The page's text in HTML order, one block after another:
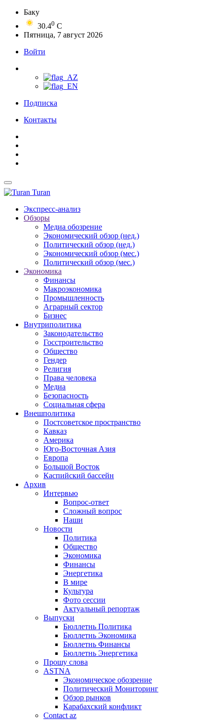
Баку
30.40 C
Пятница, 7 август 2026
Войти
Подписка
Контакты
Turan
Экспресс-анализ
Обзоры
Медиа обозрение
Экономический обзор (нед.)
Политический обзор (нед.)
Экономический обзор (мес.)
Политический обзор (мес.)
Экономика
Финансы
Макроэкономика
Промышленность
Аграрный сектор
Бизнес
Внутриполитика
Законодательство
Госстроительство
Общество
Гендер
Религия
Права человека
Медиа
Безопасность
Социальная сфера
Внешполитика
Постсоветское пространство
Кавказ
Америка
Юго-Восточная Азия
Европа
Большой Восток
Каспийский бассейн
Архив
Интервью
Вопрос-ответ
Сложный вопрос
Наши
Новости
Политика
Общество
Экономика
Финансы
Энергетика
В мире
Культура
Фото сессии
Актуальный репортаж
Выпуски
Бюллетнь Политика
Бюллетнь Экономика
Бюллетнь Финансы
Бюллетнь Энергетика
Прошу слова
ASTNA
Экономическое обозрение
Политический Мониторинг
Обзор рынков
Карабахский конфликт
Contact az